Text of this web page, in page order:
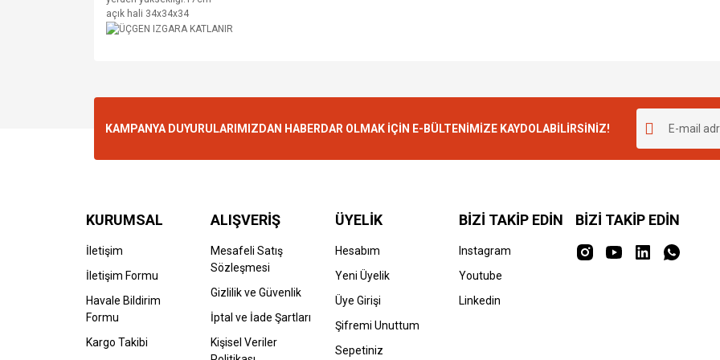
açık hali 34x34x34
KAMPANYA DUYURULARIMIZDAN HABERDAR OLMAK İÇİN E-BÜLTENİMİZE KAYDOLABİLİRSİNİZ!
KURUMSAL
İletişim
İletişim Formu
Havale Bildirim
Formu
Kargo Takibi
ALIŞVERİŞ
Mesafeli Satış
Sözleşmesi
Gizlilik ve Güvenlik
İptal ve İade Şartları
Kişisel Veriler
ÜYELİK
Hesabım
Yeni Üyelik
Üye Girişi
Şifremi Unuttum
Sepetiniz
BİZİ TAKİP EDİN
Instagram
Youtube
Linkedin
BİZİ TAKİP EDİN